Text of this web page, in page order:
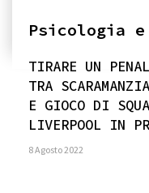
Psicologia
TIRARE UN
TRA
E GIOCO DI
LIVERPOOL IN
8 Agosto 2022